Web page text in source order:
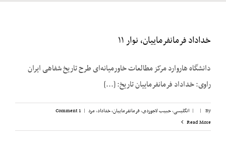
خداداد فرمانفرماییان، نوار ۱۱
دانشگاه هاروارد مرکز مطالعات خاورمیانه‌ای طرح تاریخ شفاهی ایران
راوی: خداداد فرمانفرماییان تاریخ: [...]
By
|
| انگلیسی,حبیب لاجوردی,فرمانفرماییان، خداداد,مرد |
1 Comment
Read More